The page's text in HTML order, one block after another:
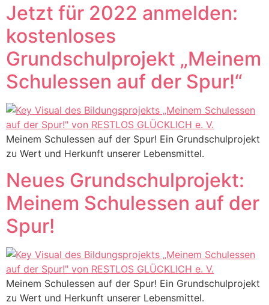
Jetzt für 2022 anmelden:
kostenloses
Grundschulprojekt „Meinem
Schulessen auf der Spur!“
Meinem Schulessen auf der Spur! Ein Grundschulprojekt
zu Wert und Herkunft unserer Lebensmittel.
Neues Grundschulprojekt:
Meinem Schulessen auf der
Spur!
Meinem Schulessen auf der Spur! Ein Grundschulprojekt
zu Wert und Herkunft unserer Lebensmittel.